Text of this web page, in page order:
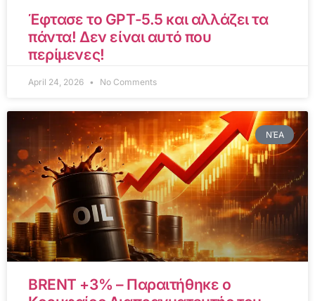
Έφτασε το GPT-5.5 και αλλάζει τα
πάντα! Δεν είναι αυτό που
περίμενες!
April 24, 2026 No Comments
ΝΈΑ
BRENT +3% – Παραιτήθηκε ο